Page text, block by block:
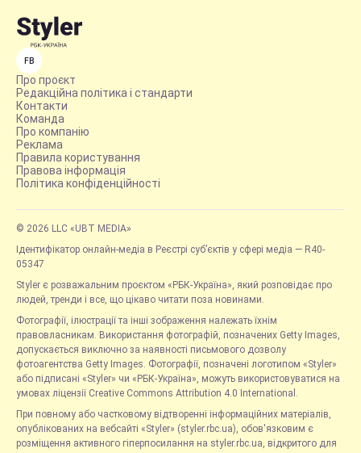
FB
Про проєкт
Редакційна політика і стандарти
Контакти
Команда
Про компанію
Реклама
Правила користування
Правова інформація
Політика конфіденційності
© 2026 LLC «UBT MEDIA»
Ідентифікатор онлайн-медіа в Реєстрі суб’єктів у сфері медіа — R40-
05347
Styler є розважальним проєктом «РБК-Україна», який розповідає про
людей, тренди і все, що цікаво читати поза новинами.
Фотографії, ілюстрації та інші зображення належать їхнім
правовласникам. Використання фотографій, позначених Getty Images,
допускається виключно за наявності письмового дозволу
фотоагентства Getty Images. Фотографії, позначені логотипом «Styler»
або підписані «Styler» чи «РБК-Україна», можуть використовуватися на
умовах ліцензії Creative Commons Attribution 4.0 International.
При повному або частковому відтворенні інформаційних матеріалів,
опублікованих на вебсайті «Styler» (styler.rbc.ua), обов'язковим є
розміщення активного гіперпосилання на styler.rbc.ua, відкритого для